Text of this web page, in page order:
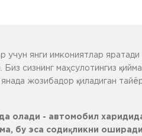
учун янги имкониятлар яратади
сизнинг маҳсулотингиз
жозибадор қиладиган
олади - автомобил
бу эса содиқликни